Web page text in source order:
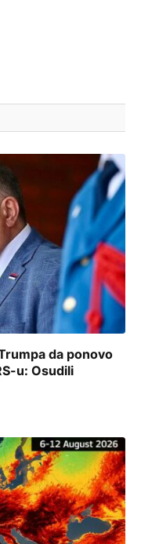
da ponovo
u: Osudili